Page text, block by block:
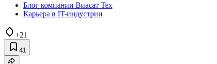
Блог компании Виасат Тех
Карьера в IT-индустрии
+21
41